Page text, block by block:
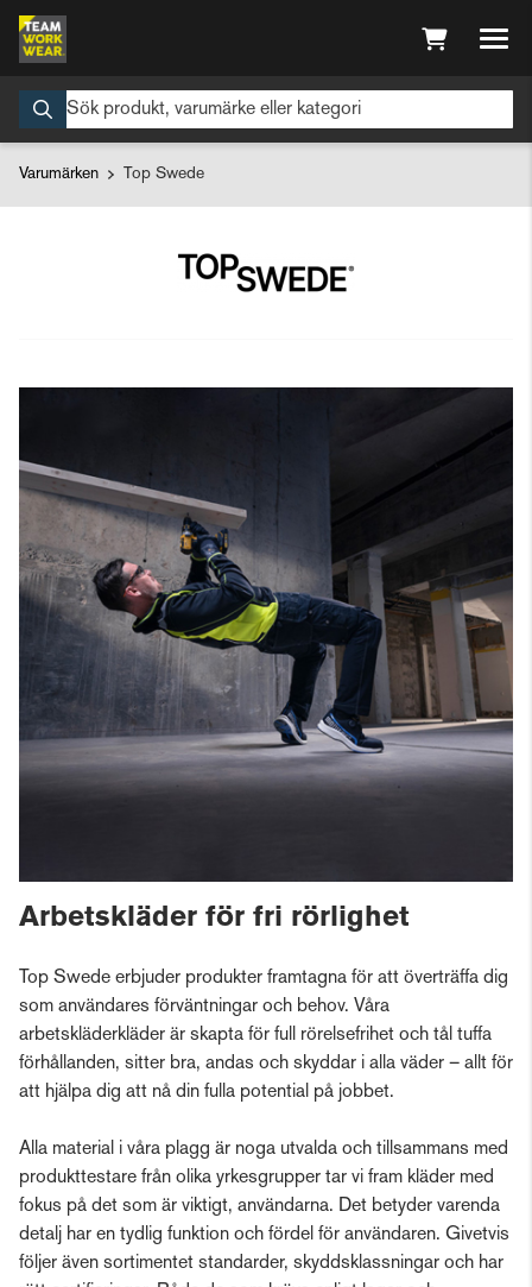
Varumärken Top Swede
Arbetskläder för fri rörlighet
Top Swede erbjuder produkter framtagna för att överträffa dig
som användares förväntningar och behov. Våra
arbetskläderkläder är skapta för full rörelsefrihet och tål tuffa
förhållanden, sitter bra, andas och skyddar i alla väder – allt för
att hjälpa dig att nå din fulla potential på jobbet.
Alla material i våra plagg är noga utvalda och tillsammans med
produkttestare från olika yrkesgrupper tar vi fram kläder med
fokus på det som är viktigt, användarna. Det betyder varenda
detalj har en tydlig funktion och fördel för användaren. Givetvis
följer även sortimentet standarder, skyddsklassningar och har